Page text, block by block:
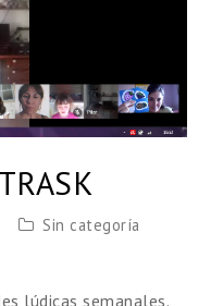
Sin categoría
lúdicas semanales.